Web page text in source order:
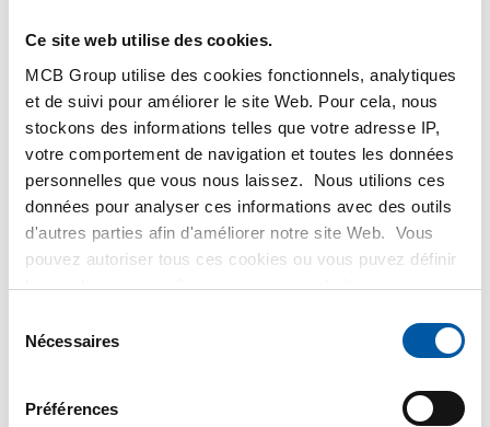
Ce site web utilise des cookies.
MCB Group utilise des cookies fonctionnels, analytiques
et de suivi pour améliorer le site Web. Pour cela, nous
stockons des informations telles que votre adresse IP,
votre comportement de navigation et toutes les données
personnelles que vous nous laissez. Nous utilions ces
données pour analyser ces informations avec des outils
d'autres parties afin d'améliorer notre site Web. Vous
pouvez autoriser tous ces cookies ou vous puvez définir
les cookies vous-même si vous ne souhaitez pas que
plus d'informations sur les cookies que nous conservons
et les parties avec lesquelles nous travaillons dans notre
règlementICI
Nécessaires
Préférences
Aluminium EN AW-
6060 T66 plat
2810-0042
SELECTIONNER LA
DIMENSION
Aluminium EN AW-
6060 T66 plat anodisé
15 Mu
2810-0642
SELECTIONNER LA
DIMENSION